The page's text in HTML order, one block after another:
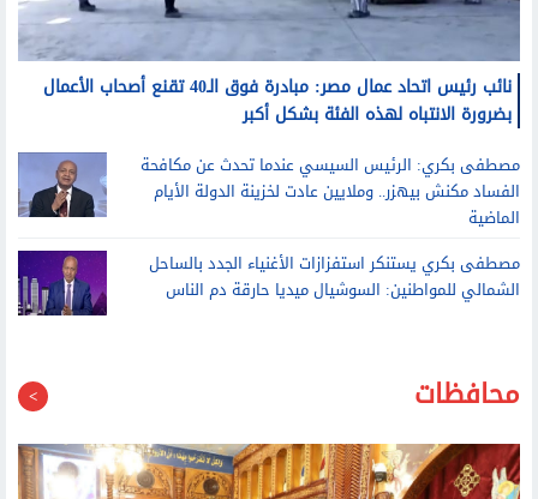
نائب رئيس اتحاد عمال مصر: مبادرة فوق الـ40 تقنع أصحاب الأعمال
بضرورة الانتباه لهذه الفئة بشكل أكبر
مصطفى بكري: الرئيس السيسي عندما تحدث عن مكافحة
الفساد مكنش بيهزر.. وملايين عادت لخزينة الدولة الأيام
الماضية
مصطفى بكري يستنكر استفزازات الأغنياء الجدد بالساحل
الشمالي للمواطنين: السوشيال ميديا حارقة دم الناس
محافظات